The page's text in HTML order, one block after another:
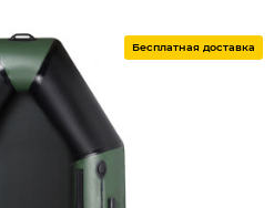
Бесплатная доставка